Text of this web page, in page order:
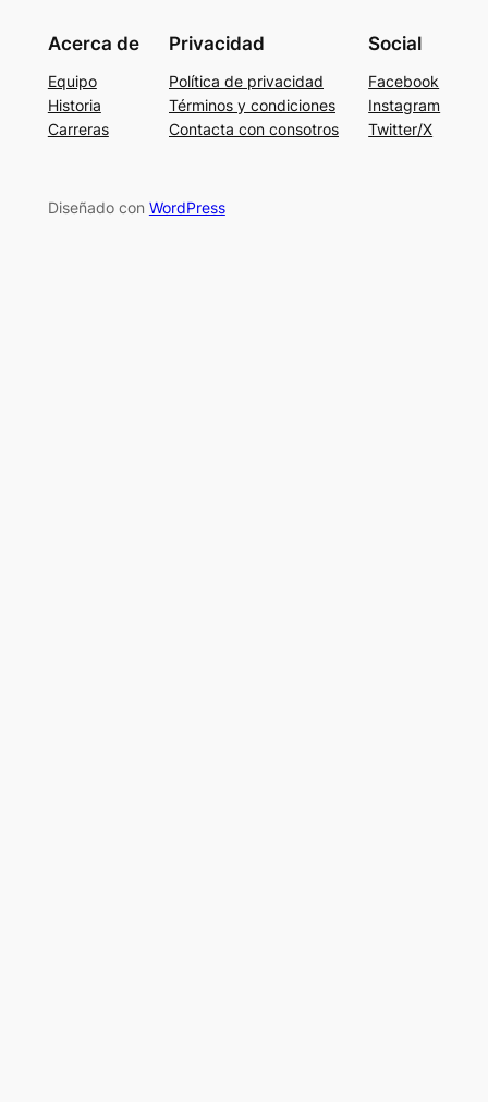
Acerca de
Equipo
Historia
Carreras
Privacidad
Política de privacidad
Términos y condiciones
Contacta con consotros
Social
Facebook
Instagram
Twitter/X
Diseñado con WordPress